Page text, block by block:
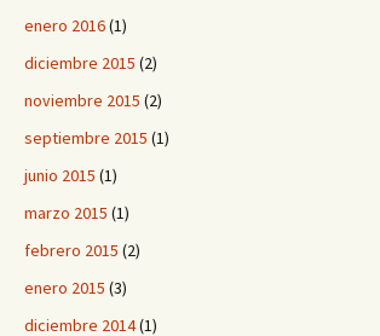
enero 2016(1)
diciembre 2015 (2)
noviembre 2015 (2)
septiembre 2015 (1)
junio 2015 (1)
marzo 2015 (1)
febrero 2015 (2)
enero 2015 (3)
diciembre 2014(1)